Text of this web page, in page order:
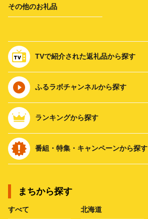
その他のお礼品
TVで紹介された返礼品から探す
ふるラボチャンネルから探す
ランキングから探す
番組・特集・キャンペーンから探す
まちから探す
すべて 北海道